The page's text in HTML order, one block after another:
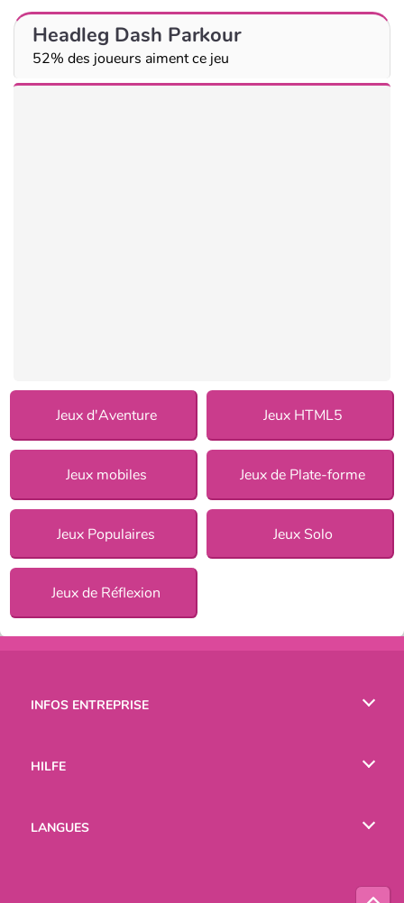
Headleg Dash Parkour
52% des joueurs aiment ce jeu
Jeux d'Aventure Jeux HTML5
Jeux mobiles Jeux de Plate-forme
Jeux Populaires Jeux Solo
Jeux de Réflexion
INFOS ENTREPRISE
HILFE
LANGUES